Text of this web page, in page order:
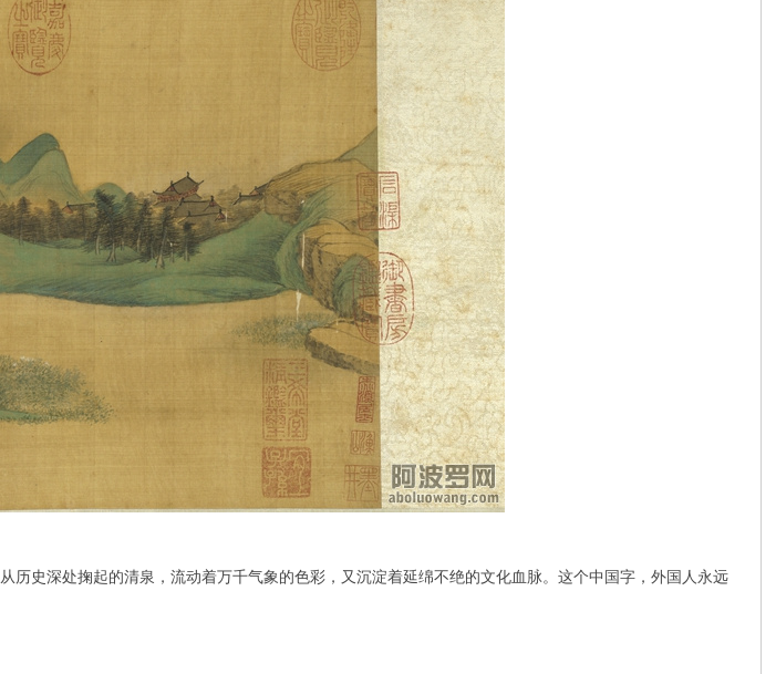
历史深处掬起的清泉，流动着万千气象的色彩，又沉淀着延绵不绝的文化血脉。这个中国字，外国人永远